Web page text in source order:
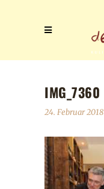
IMG_7360
24. Februar 2018